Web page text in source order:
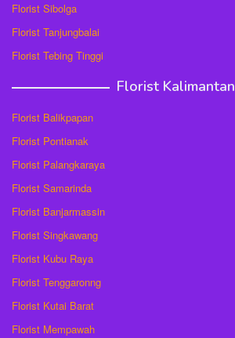
Florist Sibolga
Florist Tanjungbalai
Florist Tebing Tinggi
Florist Kalimantan
Florist Balikpapan
Florist Pontianak
Florist Palangkaraya
Florist Samarinda
Florist Banjarmassin
Florist Singkawang
Florist Kubu Raya
Florist Tenggaronng
Florist Kutai Barat
Florist Mempawah